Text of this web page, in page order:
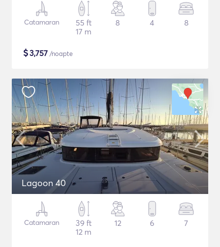
Catamaran
55 ft
17 m
8 4 8
$3,757 /noapte
Lagoon 40
Catamaran
39 ft
12 m
12 6 7